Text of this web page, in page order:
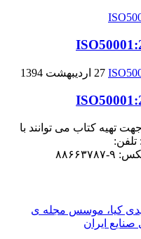
27 اردیبهشت 1394
تهیه کتاب می توانند با
کیا، موسس مجله ی
ایران